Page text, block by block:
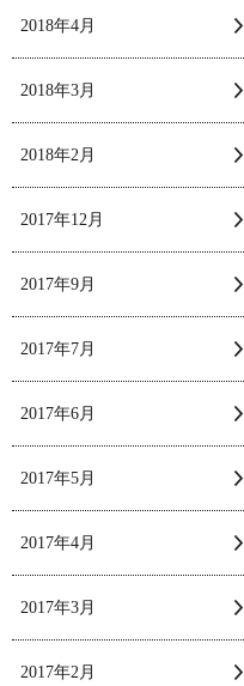
2018年4月
2018年3月
2018年2月
2017年12月
2017年9月
2017年7月
2017年6月
2017年5月
2017年4月
2017年3月
2017年2月